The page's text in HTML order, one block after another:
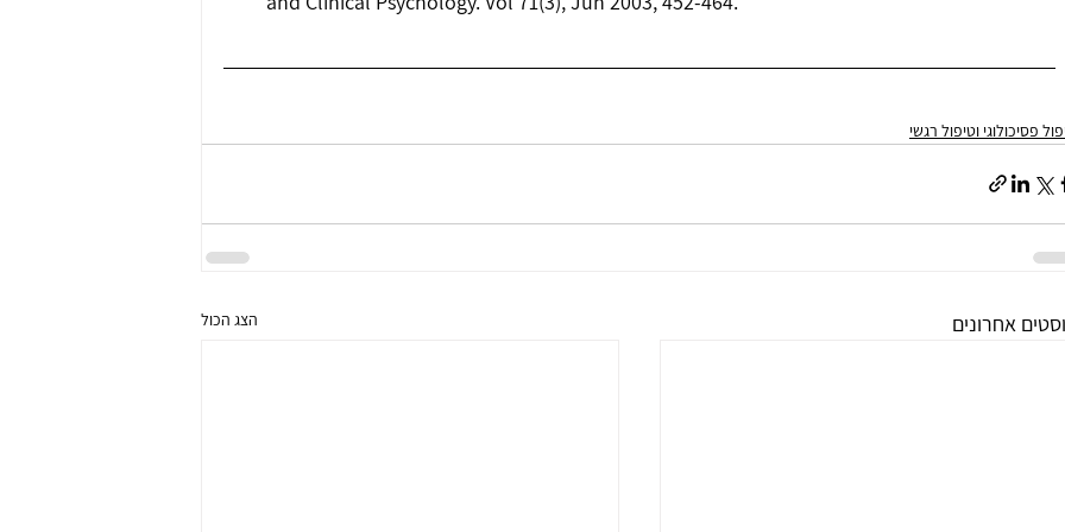
פסיכולוגי וטיפול רגשי
אחרונים הצג הכול